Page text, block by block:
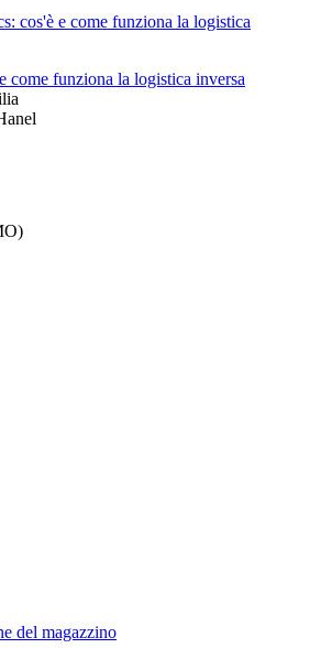
come funziona la logistica inversa
del magazzino